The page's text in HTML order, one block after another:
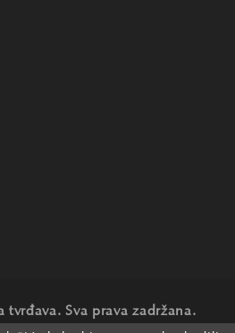
tvrđava. Sva prava zadržana.